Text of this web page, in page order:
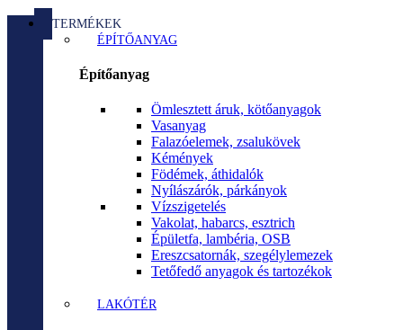
TERMÉKEK
ÉPÍTŐANYAG
Építőanyag
Ömlesztett áruk, kötőanyagok
Vasanyag
Falazóelemek, zsalukövek
Kémények
Födémek, áthidalók
Nyílászárók, párkányok
Vízszigetelés
Vakolat, habarcs, esztrich
Épületfa, lambéria, OSB
Ereszcsatornák, szegélylemezek
Tetőfedő anyagok és tartozékok
LAKÓTÉR